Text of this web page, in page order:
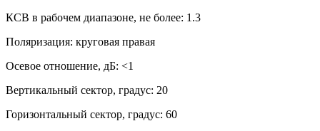
КСВ в рабочем диапазоне, не более: 1.3
Поляризация: круговая правая
Осевое отношение, дБ: <1
Вертикальный сектор, градус: 20
Горизонтальный сектор, градус: 60